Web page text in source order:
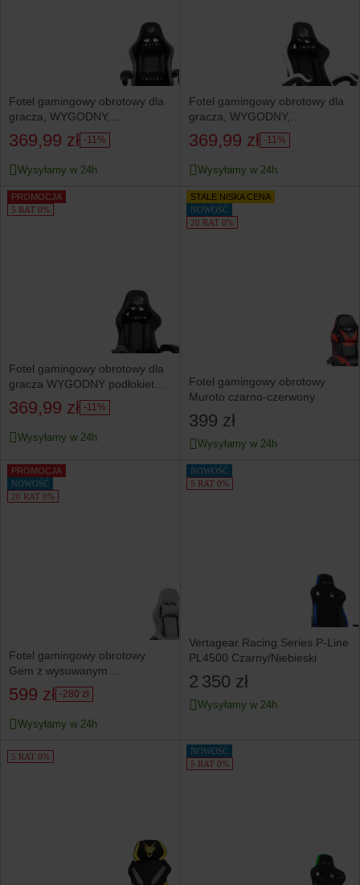
Fotel gamingowy obrotowy dla
gracza, WYGODNY,
podłokietniki rozkładany
369,99 zł -11%
Wysyłamy w 24h
Fotel gamingowy obrotowy dla
gracza, WYGODNY,
podłokietniki, rozkładany
369,99 zł -11%
Wysyłamy w 24h
PROMOCJA
5 RAT 0%
Fotel gamingowy obrotowy dla
gracza WYGODNY podłokietniki
rozkładany czarny
369,99 zł -11%
Wysyłamy w 24h
STALE NISKA CENA
NOWOŚĆ
20 RAT 0%
Fotel gamingowy obrotowy
Muroto czarno-czerwony
399 zł
Wysyłamy w 24h
PROMOCJA
NOWOŚĆ
20 RAT 0%
Fotel gamingowy obrotowy
Gem z wysuwanym
podnóżkiem szary
599 zł -280 zł
Wysyłamy w 24h
NOWOŚĆ
5 RAT 0%
Vertagear Racing Series P-Line
PL4500 Czarny/Niebieski
2 350 zł
Wysyłamy w 24h
5 RAT 0%
NOWOŚĆ
5 RAT 0%